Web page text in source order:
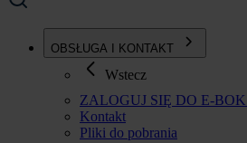
OBSŁUGA I KONTAKT
Wstecz
ZALOGUJ SIĘ DO E-BOK
Kontakt
Pliki do pobrania